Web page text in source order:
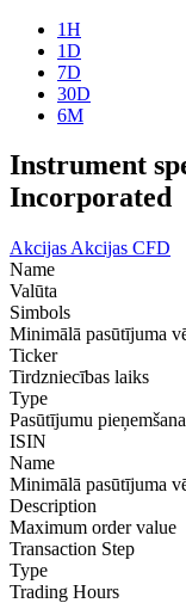
1H
1D
7D
30D
6M
Instrument
Incorporated
Akcijas Akcijas CFD
Name
Valūta
Simbols
Minimālā pasūtījuma
Ticker
Tirdzniecības laiks
Type
Pasūtījumu
ISIN
Name
Minimālā pasūtījuma
Description
Maximum order value
Transaction Step
Type
Trading Hours